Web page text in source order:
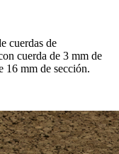
cuerdas de
cuerda de 3 mm de
16 mm de sección.